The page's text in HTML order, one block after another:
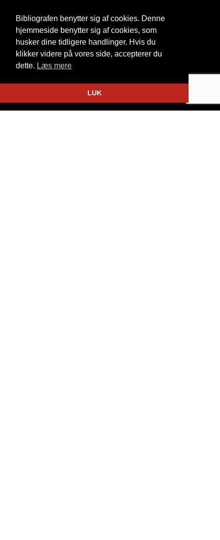
Bibliografen benytter sig af cookies. Denne
hjemmeside benytter sig af cookies, som
husker dine tidligere handlinger. Hvis du
klikker videre på vores side, accepterer du
dette. Læs mere
LUK
Telefon: 39 57 64 64
Email: bibliografenbio@gladsaxe.dk
Cookie- og privatlivspolitik